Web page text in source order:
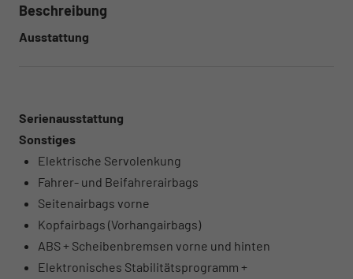
Beschreibung
Ausstattung
Serienausstattung
Sonstiges
Elektrische Servolenkung
Fahrer- und Beifahrerairbags
Seitenairbags vorne
Kopfairbags (Vorhangairbags)
ABS + Scheibenbremsen vorne und hinten
Elektronisches Stabilitätsprogramm +